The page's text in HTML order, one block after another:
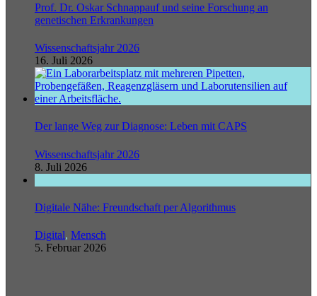
Prof. Dr. Oskar Schnappauf und seine Forschung an
genetischen Erkrankungen
Wissenschaftsjahr 2026
16. Juli 2026
Der lange Weg zur Diagnose: Leben mit CAPS
Wissenschaftsjahr 2026
8. Juli 2026
Digitale Nähe: Freundschaft per Algorithmus
Digital, Mensch
5. Februar 2026